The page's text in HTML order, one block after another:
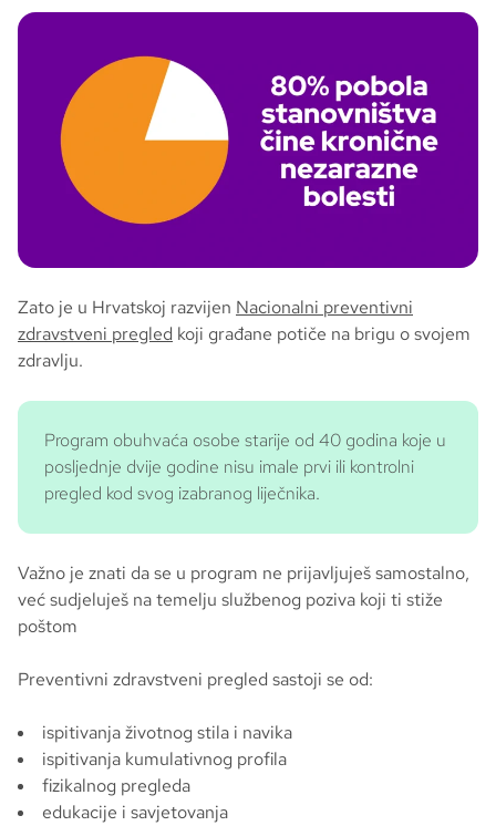
Zato je u Hrvatskoj razvijen Nacionalni preventivni
zdravstveni pregled koji građane potiče na brigu o svojem
zdravlju.
Program obuhvaća osobe starije od 40 godina koje u
posljednje dvije godine nisu imale prvi ili kontrolni
pregled kod svog izabranog liječnika.
Važno je znati da se u program ne prijavljuješ samostalno,
već sudjeluješ na temelju službenog poziva koji ti stiže
poštom
Preventivni zdravstveni pregled sastoji se od:
ispitivanja životnog stila i navika
ispitivanja kumulativnog profila
fizikalnog pregleda
edukacije i savjetovanja